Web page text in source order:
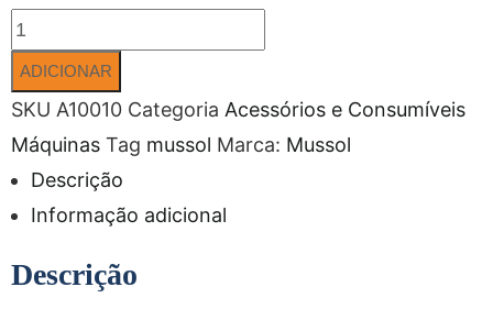
ADICIONAR
SKU A10010 Categoria Acessórios e Consumíveis
Máquinas Tag mussol Marca: Mussol
Descrição
Informação adicional
Descrição